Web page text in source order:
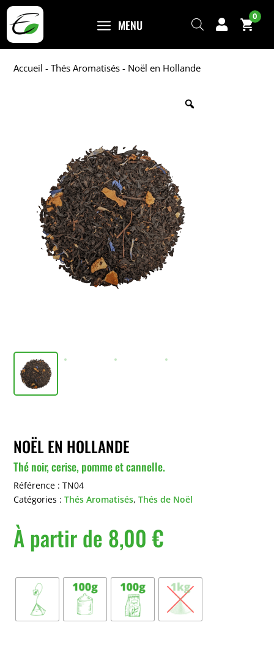
a MENU 
0
Accueil -Thés Aromatisés - Noël en Hollande
NOËL EN HOLLANDE
Thé noir, cerise, pomme et cannelle.
Référence :TN04
Catégories :Thés Aromatisés,Thés de Noël
À partir de 8,00€